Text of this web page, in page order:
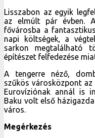
Lisszabon az egyik
az elmúlt pár évben.
fővárosba a
napi költségek, a
sarkon megtalálható
építészet felfedezése
A tengerre néző,
szűkös városközpont az
Eurovíziónak annál is
Baku volt első
város.
Megérkezés